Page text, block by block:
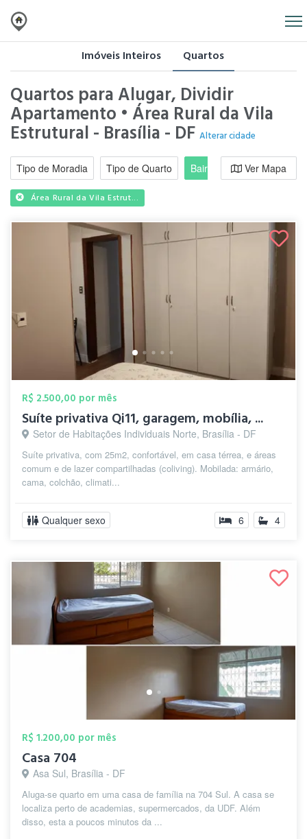
Imóveis Inteiros Quartos
Quartos para Alugar, Dividir
Apartamento • Área Rural da Vila
Estrutural - Brasília - DF Alterar cidade
Tipo de Moradia Tipo de Quarto Bairro / RegiãoVer Mapa
Área Rural da Vila Estrut...
R$ 2.500,00 por mês
Suíte privativa Qi11, garagem, mobília, ...
Setor de Habitações Individuais Norte, Brasília - DF
Suíte privativa, com 25m2, confortável, em casa térrea, e áreas
comum e de lazer compartilhadas (coliving). Mobilada: armário,
cama, colchão, climati...
Qualquer sexo 6 4
R$ 1.200,00 por mês
Casa 704
Asa Sul, Brasília - DF
Aluga-se quarto em uma casa de família na 704 Sul. A casa se
localiza perto de academias, supermercados, da UDF. Além
disso, esta a poucos minutos da ...